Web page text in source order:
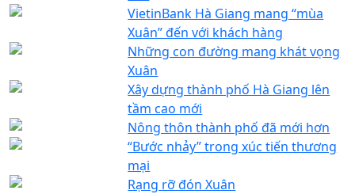
VietinBank Hà Giang mang “mùa
Xuân” đến với khách hàng
Những con đường mang khát vọng
Xuân
Xây dựng thành phố Hà Giang lên
tầm cao mới
Nông thôn thành phố đã mới hơn
“Bước nhảy” trong xúc tiến thương
mại
Rạng rỡ đón Xuân